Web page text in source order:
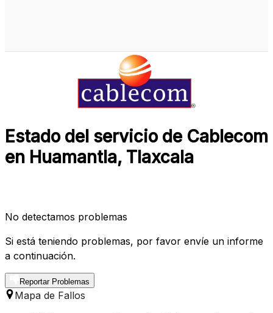
Estado del servicio de Cablecom
en Huamantla, Tlaxcala
No detectamos problemas
Si está teniendo problemas, por favor envíe un informe
a continuación.
Reportar Problemas
Mapa de Fallos